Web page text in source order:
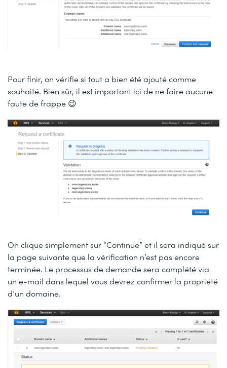
Pour finir, on vérifie si tout a bien été ajouté comme
souhaité. Bien sûr, il est important ici de ne faire aucune
faute de frappe 😉
On clique simplement sur “Continue” et il sera indiqué sur
la page suivante que la vérification n’est pas encore
terminée. Le processus de demande sera complété via
un e-mail dans lequel vous devrez confirmer la propriété
d’un domaine.